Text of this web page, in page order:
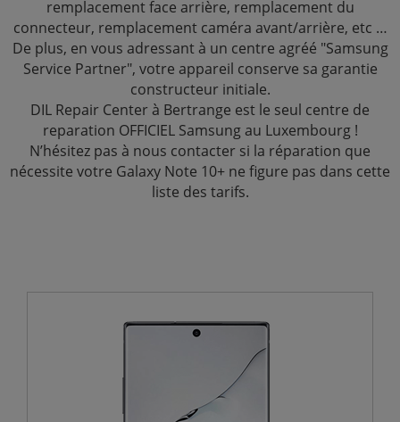
remplacement face arrière, remplacement du
connecteur, remplacement caméra avant/arrière, etc …
De plus, en vous adressant à un centre agréé "Samsung
Service Partner", votre appareil conserve sa garantie
constructeur initiale.
DIL Repair Center à Bertrange est le seul centre de
reparation OFFICIEL Samsung au Luxembourg !
N’hésitez pas à nous contacter si la réparation que
nécessite votre Galaxy Note 10+ ne figure pas dans cette
liste des tarifs.